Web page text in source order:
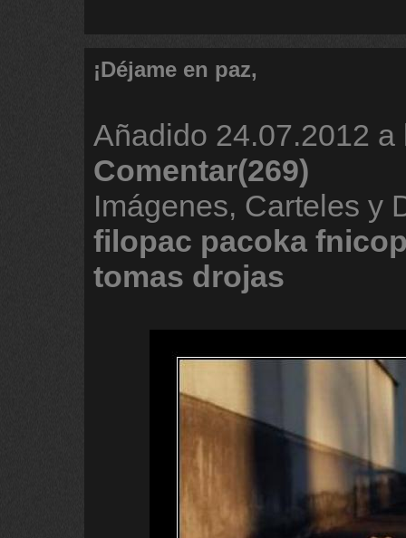
¡Déjame en paz,
Añadido 24.07.2012 a
Comentar(269)
Imágenes, Carteles y
filopac pacoka
tomas drojas